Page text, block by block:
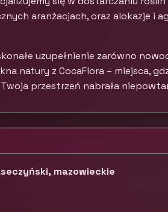
aranżacjach, oraz alokazje i
uzupełnienie zarówno
natury z CocaFlora – miejsca,
przestrzeń nabrała
mazowieckie